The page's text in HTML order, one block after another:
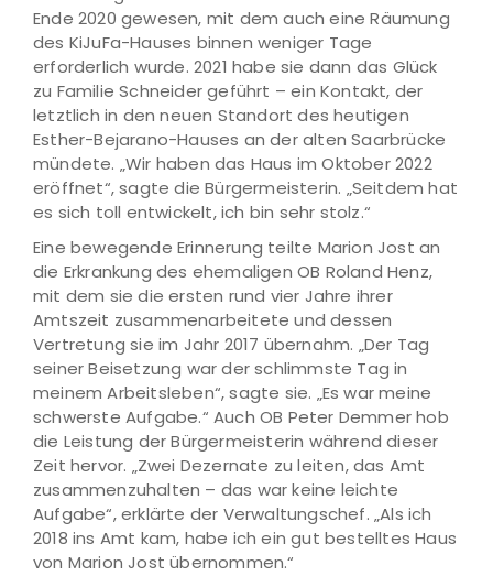
Ende 2020 gewesen, mit dem auch eine Räumung
des KiJuFa-Hauses binnen weniger Tage
erforderlich wurde. 2021 habe sie dann das Glück
zu Familie Schneider geführt – ein Kontakt, der
letztlich in den neuen Standort des heutigen
Esther-Bejarano-Hauses an der alten Saarbrücke
mündete. „Wir haben das Haus im Oktober 2022
eröffnet“, sagte die Bürgermeisterin. „Seitdem hat
es sich toll entwickelt, ich bin sehr stolz.“
Eine bewegende Erinnerung teilte Marion Jost an
die Erkrankung des ehemaligen OB Roland Henz,
mit dem sie die ersten rund vier Jahre ihrer
Amtszeit zusammenarbeitete und dessen
Vertretung sie im Jahr 2017 übernahm. „Der Tag
seiner Beisetzung war der schlimmste Tag in
meinem Arbeitsleben“, sagte sie. „Es war meine
schwerste Aufgabe.“ Auch OB Peter Demmer hob
die Leistung der Bürgermeisterin während dieser
Zeit hervor. „Zwei Dezernate zu leiten, das Amt
zusammenzuhalten – das war keine leichte
Aufgabe“, erklärte der Verwaltungschef. „Als ich
2018 ins Amt kam, habe ich ein gut bestelltes Haus
von Marion Jost übernommen.“